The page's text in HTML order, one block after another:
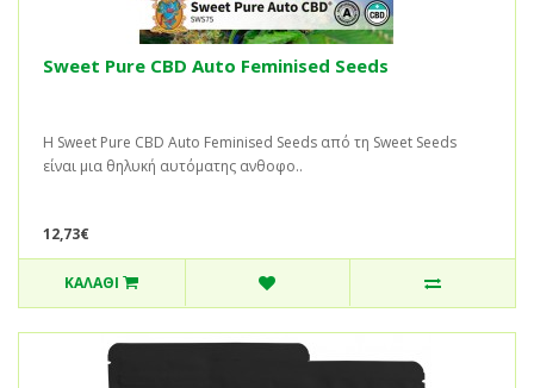
Sweet Pure CBD Auto Feminised Seeds
Η Sweet Pure CBD Auto Feminised Seeds από τη Sweet Seeds
είναι μια θηλυκή αυτόματης ανθοφο..
12,73€
ΚΑΛΆΘΙ